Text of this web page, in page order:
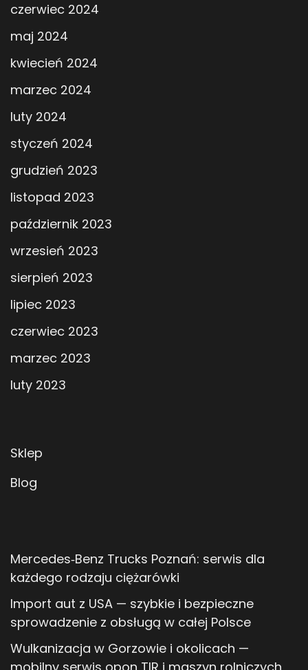
czerwiec 2024
maj 2024
kwiecień 2024
marzec 2024
luty 2024
styczeń 2024
grudzień 2023
listopad 2023
październik 2023
wrzesień 2023
sierpień 2023
lipiec 2023
czerwiec 2023
marzec 2023
luty 2023
Sklep
Blog
Mercedes‑Benz Trucks Poznań: serwis dla
każdego rodzaju ciężarówki
Import aut z USA — szybkie i bezpieczne
sprowadzenie z obsługą w całej Polsce
Wulkanizacja w Gorzowie i okolicach —